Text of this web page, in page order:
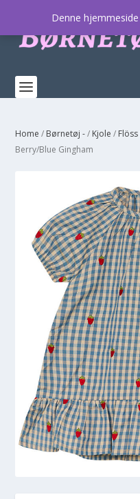
Home / Børnetøj -/ Kjole /
Berry/Blue Gingham
Denne